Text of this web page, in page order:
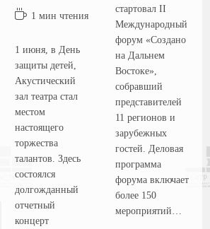
1 мин чтения
1 июня, в День
защиты детей,
Акустический
зал театра стал
местом
настоящего
торжества
талантов. Здесь
состоялся
долгожданный
отчетный
концерт
стартовал II
Международный
форум «Создано
на Дальнем
Востоке»,
собравший
представителей
11 регионов и
зарубежных
гостей. Деловая
программа
форума включает
более 150
мероприятий…